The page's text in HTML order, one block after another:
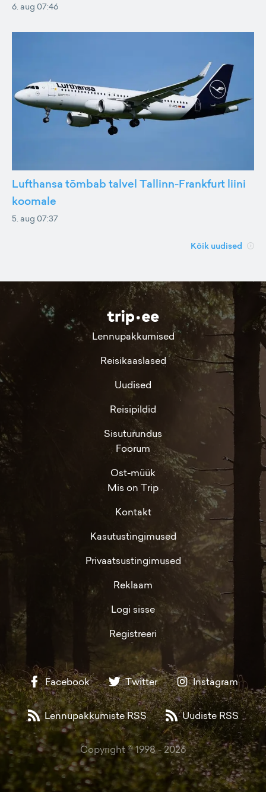
6. aug 07:46
Lufthansa tõmbab talvel Tallinn-Frankfurt liini
koomale
5. aug 07:37
Kõik uudised
Lennupakkumised
Reisikaaslased
Uudised
Reisipildid
Sisuturundus
Foorum
Ost-müük
Mis on Trip
Kontakt
Kasutustingimused
Privaatsustingimused
Reklaam
Logi sisse
Registreeri
Facebook Twitter Instagram
Lennupakkumiste RSS Uudiste RSS
Copyright © 1998 -2026